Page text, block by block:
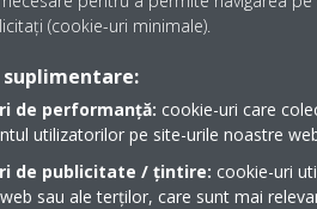
(cookie-uri minimale).
de performanță: cookie-uri care
utilizatorilor pe site-urile noastre
de publicitate / țintire: cookie-uri
sau ale terților, care sunt mai